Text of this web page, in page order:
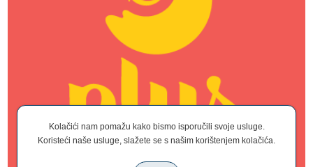
Kolačići nam pomažu kako bismo isporučili svoje usluge.
Koristeći naše usluge, slažete se s našim korištenjem kolačića.